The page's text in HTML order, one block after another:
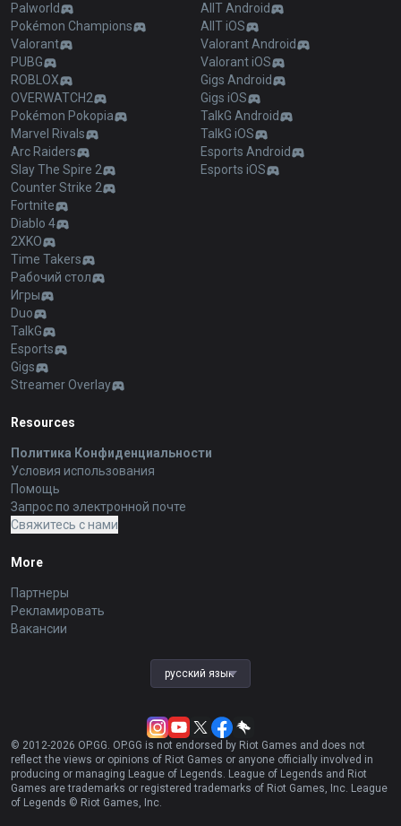
Palworld
Pokémon Champions
Valorant
PUBG
ROBLOX
OVERWATCH2
Pokémon Pokopia
Marvel Rivals
Arc Raiders
Slay The Spire 2
Counter Strike 2
Fortnite
Diablo 4
2XKO
Time Takers
Рабочий стол
Игры
Duo
TalkG
Esports
Gigs
Streamer Overlay
AllT Android
AllT iOS
Valorant Android
Valorant iOS
Gigs Android
Gigs iOS
TalkG Android
TalkG iOS
Esports Android
Esports iOS
Resources
Политика Конфиденциальности
Условия использования
Помощь
Запрос по электронной почте
Свяжитесь с нами
More
Партнеры
Рекламировать
Вакансии
русский язык
© 2012-2026 OP.GG. OP.GG is not endorsed by Riot Games and does not
reflect the views or opinions of Riot Games or anyone officially involved in
producing or managing League of Legends. League of Legends and Riot
Games are trademarks or registered trademarks of Riot Games, Inc. League
of Legends © Riot Games, Inc.